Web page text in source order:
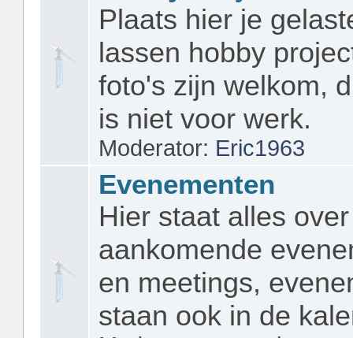
Plaats hier je
lassen hobby
foto's zijn welkom,
is niet voor werk.
Moderator: Eric1963
Evenementen
Hier staat alles over
aankomende
en meetings,
staan ook in de